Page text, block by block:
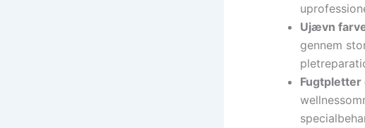
Ujævn
gennem
Fugtpletter